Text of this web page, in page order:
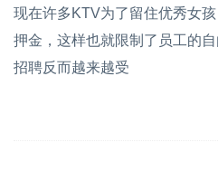
现在许多KTV为了留住优秀女
押金，这样也就限制了员工的
招聘反而越来越受